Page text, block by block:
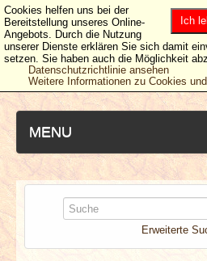
MENU
NEUESTE ARTIKEL
NEWS & DATES
Erweiterte
Ich
Cookies helfen uns bei der
Bereitstellung unseres Online-
Angebots. Durch die Nutzung
unserer Dienste erklären Sie sich damit
setzen. Sie haben auch die Möglichkeit
Datenschutzrichtlinie ansehen
Weitere Informationen zu Cookies